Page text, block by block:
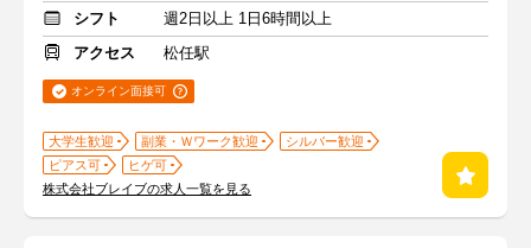
シフト
週2日以上 1日6時間以上
アクセス
松任駅
オンライン面接可
大学生歓迎 副業・Ｗワーク歓迎
シルバー歓迎
ピアス可
ヒゲ可
株式会社ブレイブの求人一覧を見る